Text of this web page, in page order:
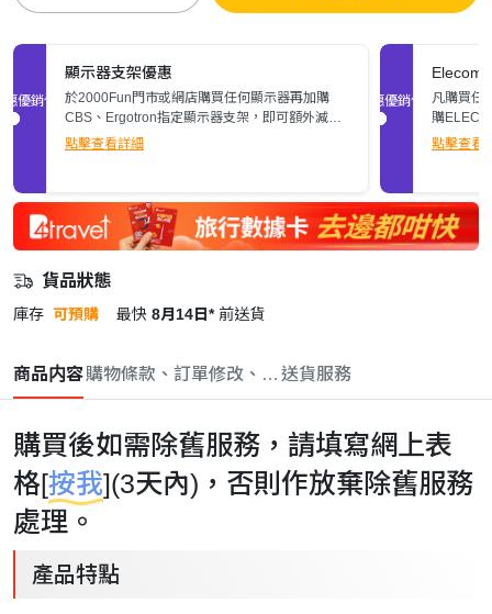
促銷優惠
顯示器支架優惠
於2000Fun門市或網店購買任何顯示器再加購
CBS、Ergotron指定顯示器支架，即可額外減多
$200。立即了解詳情>>
點擊查看詳細
促銷優惠
Elecom
凡購買任
購
張)。
點擊查看
貨品狀態
庫存 可預購 最快 8月14日* 前送貨
商品内容購物條款、訂單修改、取消與退款政策
送貨服務
購買後如需除舊服務，請填寫網上表
格[按我](3天內)，否則作放棄除舊服務
處理。
產品特點